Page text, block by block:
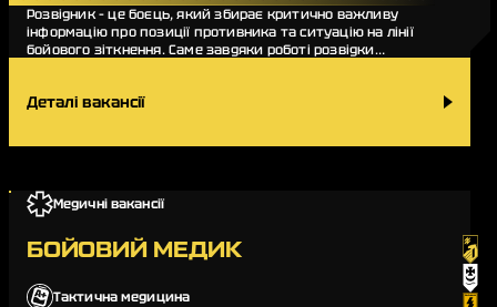
Розвідник – це боєць, який збирає критично важливу
інформацію про позиції противника та ситуацію на лінії
бойового зіткнення. Саме завдяки роботі розвідки
Деталі вакансії
Медичні вакансії
БОЙОВИЙ МЕДИК
Тактична медицина